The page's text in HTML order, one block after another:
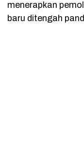
menerapkan
baru ditengah